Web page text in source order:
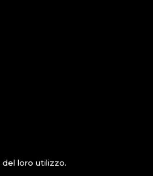
loro utilizzo.